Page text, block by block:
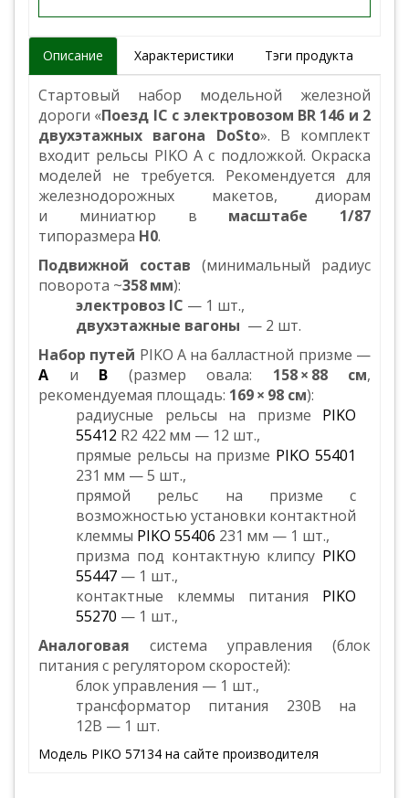
Описание Характеристики Тэги продукта
Стартовый набор модельной железной
дороги «Поезд IC с электровозом BR 146 и 2
двухэтажных вагона DoSto». В комплект
входит рельсы PIKO A с подложкой. Окраска
моделей не требуется. Рекомендуется для
железнодорожных макетов, диорам
и миниатюр в масштабе 1/87
типоразмера H0.
Подвижной состав (минимальный радиус
поворота ~358 мм):
электровоз IС — 1 шт.,
двухэтажные вагоны — 2 шт.
Набор путей PIKO A на балластной призме —
А и B (размер овала: 158 × 88 см,
рекомендуемая площадь: 169 × 98 см):
радиусные рельсы на призме PIKO
55412 R2 422 мм — 12 шт.,
прямые рельсы на призме PIKO 55401
231 мм — 5 шт.,
прямой рельс на призме с
возможностью установки контактной
клеммы PIKO 55406 231 мм — 1 шт.,
призма под контактную клипсу PIKO
55447 — 1 шт.,
контактные клеммы питания PIKO
55270 — 1 шт.,
Аналоговая система управления (блок
питания с регулятором скоростей):
блок управления — 1 шт.,
трансформатор питания 230В на
12В — 1 шт.
Модель PIKO 57134 на сайте производителя